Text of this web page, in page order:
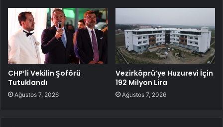
CHP’li Vekilin Şoförü
Tutuklandı
Ağustos 7, 2026
Vezirköprü’ye Huzurevi İçin
192 Milyon Lira
Ağustos 7, 2026